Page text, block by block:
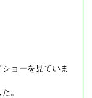
ョーを見ていま
。